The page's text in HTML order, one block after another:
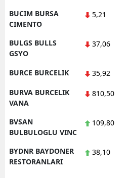
BUCIM BURSA
CIMENTO
5,21
BULGS BULLS
GSYO
37,06
BURCE BURCELIK 35,92
BURVA BURCELIK
VANA
810,50
BVSAN
BULBULOGLU VINC
109,80
BYDNR BAYDONER
RESTORANLARI
38,10